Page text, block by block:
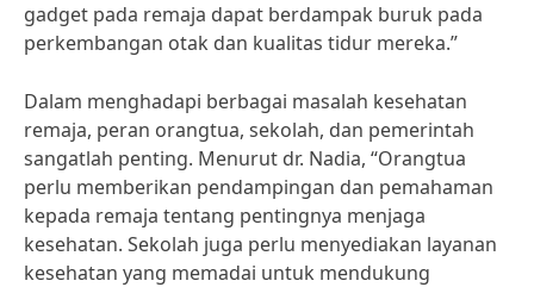
gadget pada remaja dapat berdampak buruk pada
perkembangan otak dan kualitas tidur mereka.”
Dalam menghadapi berbagai masalah kesehatan
remaja, peran orangtua, sekolah, dan pemerintah
sangatlah penting. Menurut dr. Nadia, “Orangtua
perlu memberikan pendampingan dan pemahaman
kepada remaja tentang pentingnya menjaga
kesehatan. Sekolah juga perlu menyediakan layanan
kesehatan yang memadai untuk mendukung